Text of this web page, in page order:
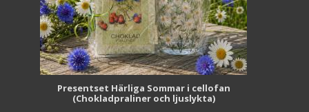
Presentset Härliga Sommar i cellofan
(Chokladpraliner och ljuslykta)